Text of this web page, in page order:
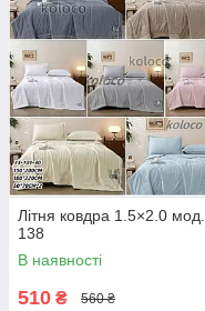
Літня ковдра 1.5×2.0 мод.
138
В наявності
510 ₴ 560 ₴